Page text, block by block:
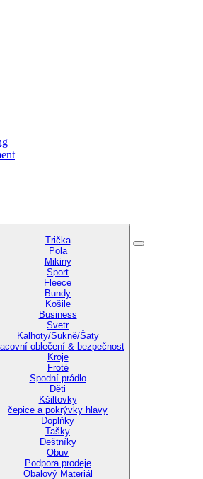
Trička
Pola
Mikiny
Sport
Fleece
Bundy
Košile
Business
Svetr
Kalhoty/Sukně/Šaty
oblečení & bezpečnost
Kroje
Froté
Spodní prádlo
Děti
Kšiltovky
čepice a pokrývky hlavy
Doplňky
Tašky
Deštníky
Obuv
Podpora prodeje
Obalový Materiál